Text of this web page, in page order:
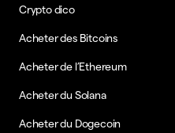
Crypto dico
Acheter des Bitcoins
Acheter de l’Ethereum
Acheter du Solana
Acheter du Dogecoin